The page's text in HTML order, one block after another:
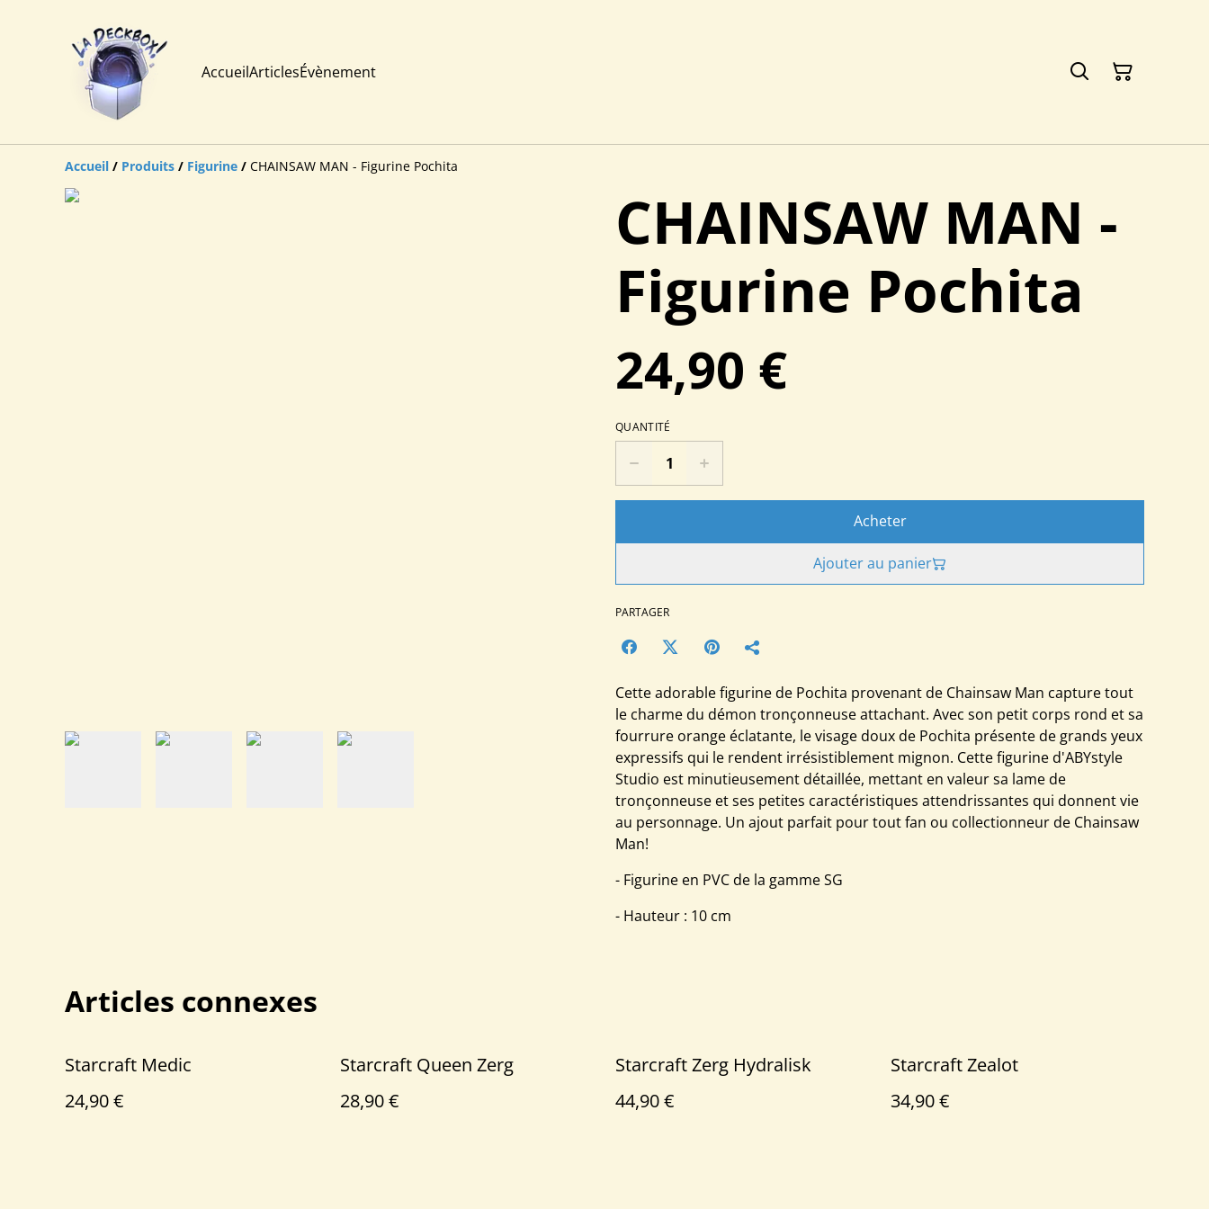
AccueilArticlesÉvènement
Accueil / Produits / Figurine / CHAINSAW MAN - Figurine Pochita
CHAINSAW MAN -
Figurine Pochita
24,90 €
QUANTITÉ
Acheter
Ajouter au panier
PARTAGER
Cette adorable figurine de Pochita provenant de Chainsaw Man capture tout
le charme du démon tronçonneuse attachant. Avec son petit corps rond et sa
fourrure orange éclatante, le visage doux de Pochita présente de grands yeux
expressifs qui le rendent irrésistiblement mignon. Cette figurine d'ABYstyle
Studio est minutieusement détaillée, mettant en valeur sa lame de
tronçonneuse et ses petites caractéristiques attendrissantes qui donnent vie
au personnage. Un ajout parfait pour tout fan ou collectionneur de Chainsaw
Man!
- Figurine en PVC de la gamme SG
- Hauteur : 10 cm
Articles connexes
Starcraft Medic
24,90 €
Starcraft Queen Zerg
28,90 €
Starcraft Zerg Hydralisk
44,90 €
Starcraft Zealot
34,90 €